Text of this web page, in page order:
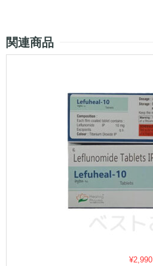
関連商品
¥2,990